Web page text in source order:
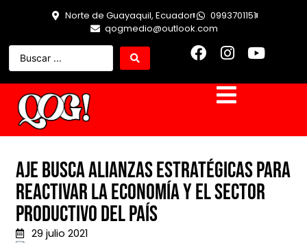
Norte de Guayaquil, Ecuador
0993701151
qogmedio@outlook.com
AJE busca alianzas estratégicas para
reactivar la economía y el sector
productivo del país
29 julio 2021